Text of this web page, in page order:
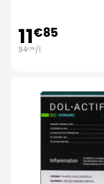
11€85
94€80/l.